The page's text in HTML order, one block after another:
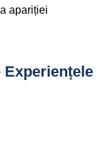
apariției
Experiențele